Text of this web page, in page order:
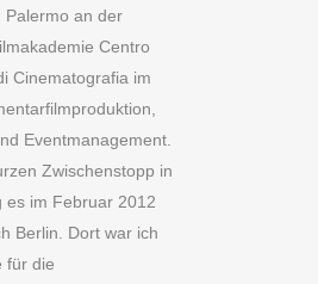
Palermo an der
Centro
Cinematografia im
Eventmanagement.
Zwischenstopp in
es im Februar 2012
Berlin. Dort war ich
für die